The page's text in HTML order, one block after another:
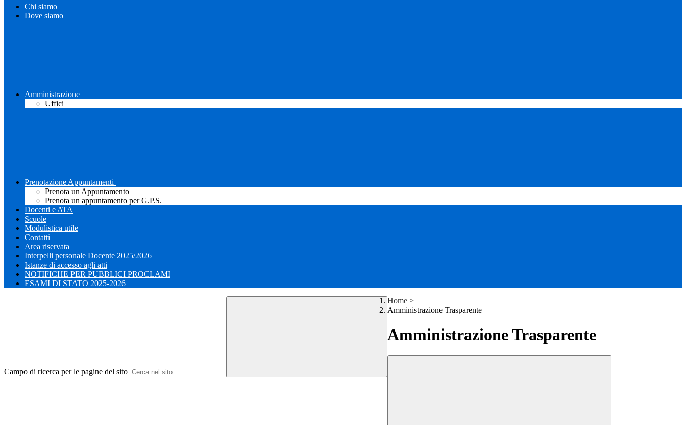
Chi siamo
Dove siamo
Amministrazione
Uffici
Prenotazione Appuntamenti
Prenota un Appuntamento
Prenota un appuntamento per G.P.S.
Docenti e ATA
Scuole
Modulistica utile
Contatti
Area riservata
Interpelli personale Docente 2025/2026
Istanze di accesso agli atti
NOTIFICHE PER PUBBLICI PROCLAMI
ESAMI DI STATO 2025-2026
Campo di ricerca per le pagine del sito
Home >
Amministrazione Trasparente
Amministrazione Trasparente